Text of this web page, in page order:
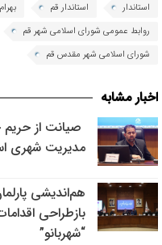
استاندار استاندار قم
روابط عمومی شورای اسلامی شهر قم
شورای اسلامی شهر مقدس قم
اخبار مشابه
صیانت از حریم
مدیریت شهری
هم‌اندیشی
بازطراحی
“شهربانو”